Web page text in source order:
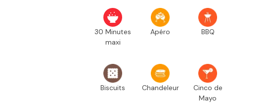
30 Minutes
maxi
Apéro BBQ
Biscuits Chandeleur
Cinco de
Mayo